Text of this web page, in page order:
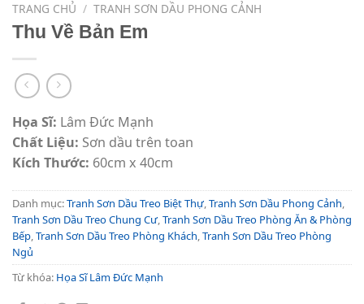
TRANG CHỦ / TRANH SƠN DẦU PHONG CẢNH
Thu Về Bản Em
Họa Sĩ: Lâm Đức Mạnh
Chất Liệu: Sơn dầu trên toan
Kích Thước: 60cm x 40cm
Danh mục:Tranh Sơn Dầu Treo Biệt Thự,Tranh Sơn Dầu Phong Cảnh,
Tranh Sơn Dầu Treo Chung Cư,Tranh Sơn Dầu Treo Phòng Ăn & Phòng
Bếp,Tranh Sơn Dầu Treo Phòng Khách,Tranh Sơn Dầu Treo Phòng
Ngủ
Từ khóa: Họa Sĩ Lâm Đức Mạnh